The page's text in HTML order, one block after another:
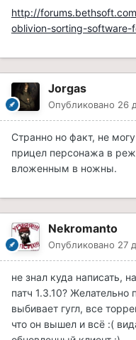
http://
oblivion-sorting-software-
Jorgas
Опубликовано 26
Странно но факт, не
прицел персонажа в
вложенным в ножны.
Nekromanto
Опубликовано 27
не знал куда написать,
патч 1.3.10?
выбивает гугл, все
что он вышел и всё :(